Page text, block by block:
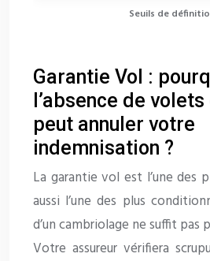
Seuils de
Garantie Vol :
l’absence de
peut annuler votre
indemnisation ?
La garantie vol est l’une des
aussi l’une des plus
d’un cambriolage ne suffit pas
Votre assureur vérifiera